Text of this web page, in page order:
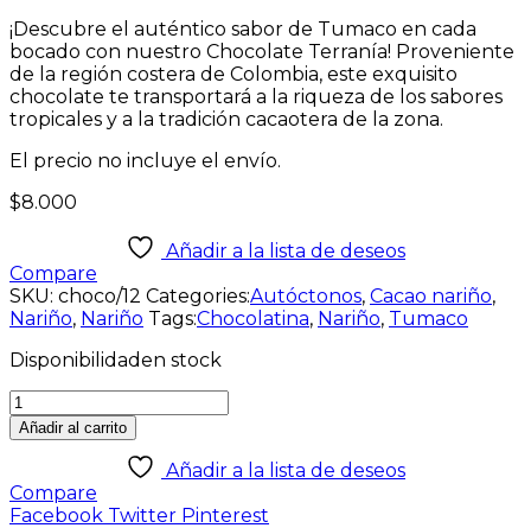
¡Descubre el auténtico sabor de Tumaco en cada
bocado con nuestro Chocolate Terranía! Proveniente
de la región costera de Colombia, este exquisito
chocolate te transportará a la riqueza de los sabores
tropicales y a la tradición cacaotera de la zona.
El precio no incluye el envío.
$8.000
Añadir a la lista de deseos
Compare
SKU: choco/12 Categories:Autóctonos, Cacao nariño,
Nariño, Nariño Tags:Chocolatina, Nariño, Tumaco
Disponibilidaden stock
Añadir al carrito
Añadir a la lista de deseos
Compare
Facebook Twitter Pinterest